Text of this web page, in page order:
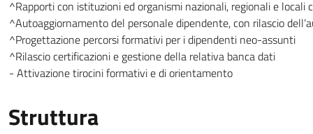
^Rapporti con istituzioni ed organismi nazionali, regionali e locali
^Autoaggiornamento del personale dipendente, con rilascio
^Progettazione percorsi formativi per i dipendenti neo-assunti
^Rilascio certificazioni e gestione della relativa banca dati
- Attivazione tirocini formativi e di orientamento
Struttura